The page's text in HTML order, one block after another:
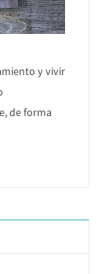
y vivir
de forma